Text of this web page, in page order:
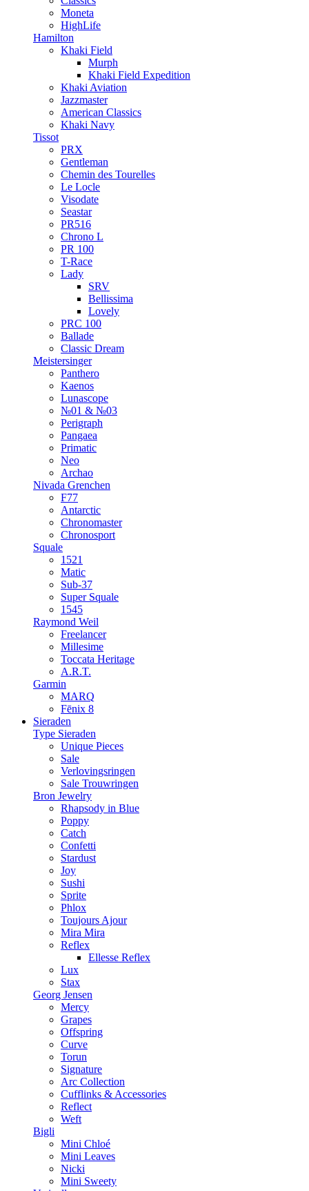
Moneta
HighLife
Hamilton
Khaki Field
Murph
Khaki Field Expedition
Khaki Aviation
Jazzmaster
American Classics
Khaki Navy
Tissot
PRX
Gentleman
Chemin des Tourelles
Le Locle
Visodate
Seastar
PR516
Chrono L
PR 100
T-Race
Lady
SRV
Bellissima
Lovely
PRC 100
Ballade
Classic Dream
Meistersinger
Panthero
Kaenos
Lunascope
№01 & №03
Perigraph
Pangaea
Primatic
Neo
Archao
Nivada Grenchen
F77
Antarctic
Chronomaster
Chronosport
Squale
1521
Matic
Sub-37
Super Squale
1545
Raymond Weil
Freelancer
Millesime
Toccata Heritage
A.R.T.
Garmin
MARQ
Fēnix 8
Sieraden
Type Sieraden
Unique Pieces
Sale
Verlovingsringen
Sale Trouwringen
Bron Jewelry
Rhapsody in Blue
Poppy
Catch
Confetti
Stardust
Joy
Sushi
Sprite
Phlox
Toujours Ajour
Mira Mira
Reflex
Ellesse Reflex
Lux
Stax
Georg Jensen
Mercy
Grapes
Offspring
Curve
Torun
Signature
Arc Collection
Cufflinks & Accessories
Reflect
Weft
Bigli
Mini Chloé
Mini Leaves
Nicki
Mini Sweety